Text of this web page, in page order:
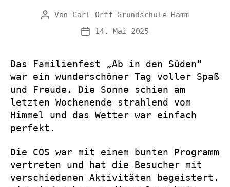
Beitragsautor
Von Carl-Orff Grundschule Hamm
Veröffentlichungsdatum
14. Mai 2025
Das Familienfest „Ab in den Süden“
war ein wunderschöner Tag voller Spaß
und Freude. Die Sonne schien am
letzten Wochenende strahlend vom
Himmel und das Wetter war einfach
perfekt.
Die COS war mit einem bunten Programm
vertreten und hat die Besucher mit
verschiedenen Aktivitäten begeistert.